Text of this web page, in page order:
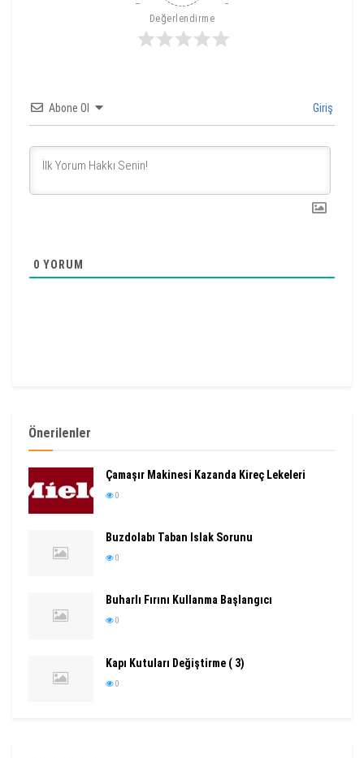
Değerlendirme
Abone Ol Giriş
0 YORUM
Önerilenler
Çamaşır Makinesi Kazanda Kireç Lekeleri
0
Buzdolabı Taban Islak Sorunu
0
Buharlı Fırını Kullanma Başlangıcı
0
Kapı Kutuları Değiştirme ( 3)
0